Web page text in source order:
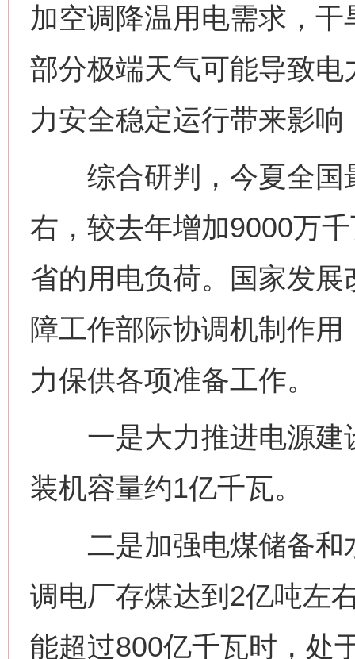
加空调降温用电需求，
部分极端天气可能导致
力安全稳定运行带来影
综合研判，今夏全国
右，较去年增加9000万
省的用电负荷。国家发
障工作部际协调机制作
力保供各项准备工作。
一是大力推进电源建
装机容量约1亿千瓦。
二是加强电煤储备和
调电厂存煤达到2亿吨左
能超过800亿千瓦时，处
网上购药对药下症？